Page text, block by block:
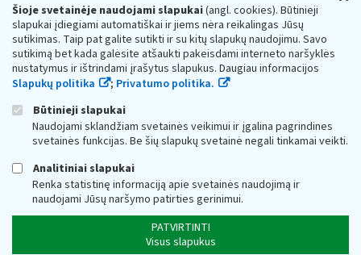
Šioje svetainėje naudojami slapukai(angl. cookies). Būtinieji
slapukai įdiegiami automatiškai ir jiems nėra reikalingas Jūsų
sutikimas. Taip pat galite sutikti ir su kitų slapukų naudojimu. Savo
sutikimą bet kada galėsite atšaukti pakeisdami interneto naršyklės
nustatymus ir ištrindami įrašytus slapukus. Daugiau informacijos
Slapukų politika
; Privatumo politika.
Būtinieji slapukai
Naudojami sklandžiam svetainės veikimui ir įgalina pagrindines
svetainės funkcijas. Be šių slapukų svetainė negali tinkamai veikti.
Analitiniai slapukai
Renka statistinę informaciją apie svetainės naudojimą ir
naudojami Jūsų naršymo patirties gerinimui.
PATVIRTINTI
Visus slapukus
Respublikos finansų ministerijos
Biudžetinė įstaiga. Juridinio asmens kodas — 188659752,
adresas: Vasario 16-osios g. 14, 01107 Vilnius, Lietuva, el.paštas:
vmi@vmi.lt, E. pristatymo dėžutės adresas 188659752
Duomenys apie Valstybinę mokesčių inspekciją prie Lietuvos
Respublikos finansų ministerijos kaupiami ir saugomi Juridinių